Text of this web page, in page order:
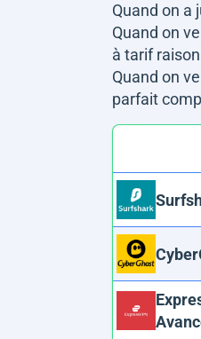
Quand on a
Quand on
à tarif
Quand on
parfait